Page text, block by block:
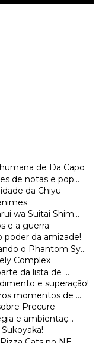
de Da Capo
de notas e pop...
da Chiyu
wa Suitai Shim...
e a guerra
poder da amizade!
o Phantom Sy...
Complex
da lista de ...
e superação!
momentos de ...
Precure
e ambientaç...